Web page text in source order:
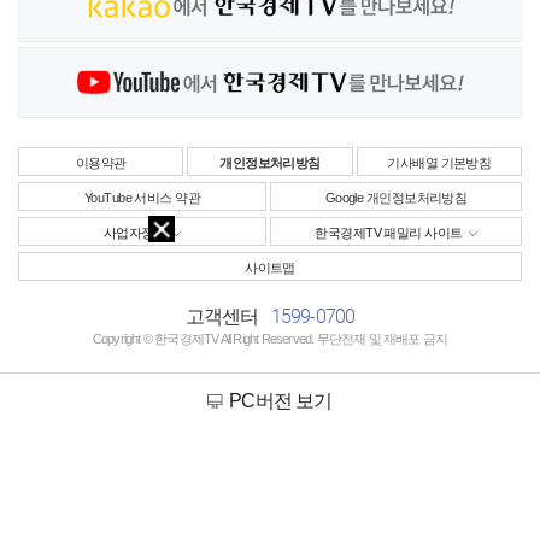
이용약관 개인정보처리방침 기사배열 기본방침
YouTube 서비스 약관 Google 개인정보처리방침
사업자정보 한국경제TV 패밀리 사이트
사이트맵
고객센터 1599-0700
Copyright © 한국경제TV All Right Reserved. 무단전재 및 재배포 금지
PC버전 보기